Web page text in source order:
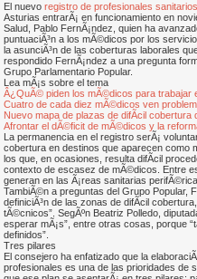
El nuevo registro de profesionales
Asturias entrarÃ¡ en funcionamiento en
Salud, Pablo FernÃ¡ndez, quien ha
puntuaciÃ³n a los mÃ©dicos por los
la asunciÃ³n de las coberturas laborales
respondido FernÃ¡ndez a una pregunta
Grupo Parlamentario Popular.
Lea mÃ¡s sobre el tema
Â¿QuÃ© piden los mÃ©dicos para trabajar
Cuatro de cada diez mÃ©dicos ven
Nuevo mapa de plazas de difÃ­cil cobertura
Afrontar el dÃ©ficit de mÃ©dicos y la
La permanencia en el registro serÃ¡
cobertura en destinos que aparecen como
los que, en ocasiones, resulta difÃ­cil
contexto de escasez de mÃ©dicos. Entre
generan en las Ã¡reas sanitarias
TambiÃ©n a preguntas del Grupo Popular,
definiciÃ³n de las zonas de difÃ­cil
tÃ©cnicos”. SegÃºn Beatriz Polledo,
esperar mÃ¡s”, entre otras cosas, porque
definidos”.
Tres pilares
El consejero ha enfatizado que la
profesionales es una de las prioridades de